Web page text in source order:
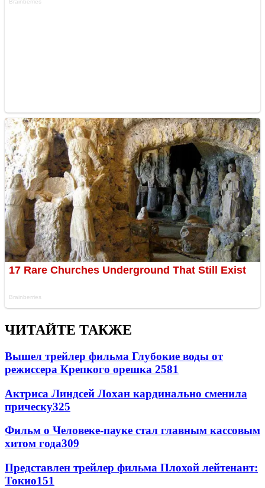
ЧИТАЙТЕ ТАКЖЕ
Вышел трейлер фильма Глубокие воды от
режиссера Крепкого орешка 2581
Актриса Линдсей Лохан кардинально сменила
прическу325
Фильм о Человеке-пауке стал главным кассовым
хитом года309
Представлен трейлер фильма Плохой лейтенант:
Токио151